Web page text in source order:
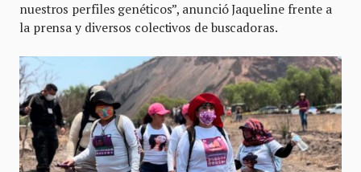
nuestros perfiles genéticos”, anunció Jaqueline frente a
la prensa y diversos colectivos de buscadoras.